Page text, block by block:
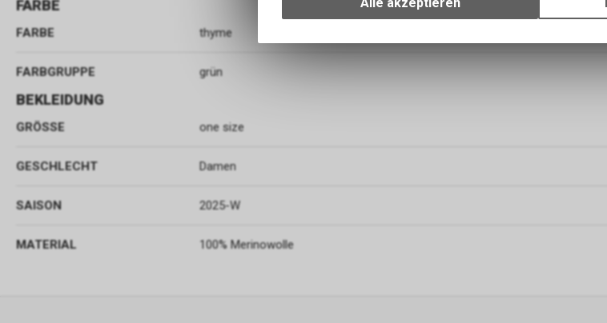
FARBE
FARBE thyme
FARBGRUPPE grün
BEKLEIDUNG
GRÖSSE one size
GESCHLECHT Damen
SAISON 2025-W
MATERIAL 100% Merinowolle
Verwendung des Warenkorbs, zu
zulassen.